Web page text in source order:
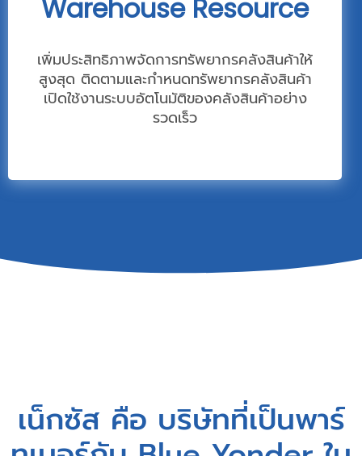
Warehouse Resource
เพิ่มประสิทธิภาพจัดการทรัพยากรคลังสินค้าให้
สูงสุด ติดตามและกำหนดทรัพยากรคลังสินค้า
เปิดใช้งานระบบอัตโนมัติของคลังสินค้าอย่าง
รวดเร็ว
เน็กซัส คือ บริษัทที่เป็นพาร์